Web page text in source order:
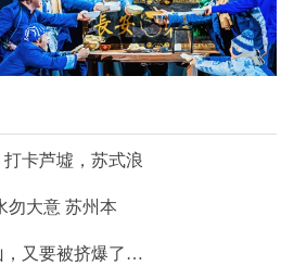
卡芦墟，苏式浪
勿大意 苏州本
，又要被挤爆了…